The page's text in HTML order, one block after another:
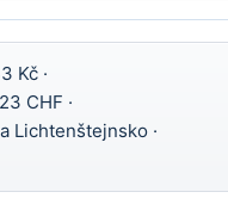
Kč ·
CHF ·
Lichtenštejnsko ·